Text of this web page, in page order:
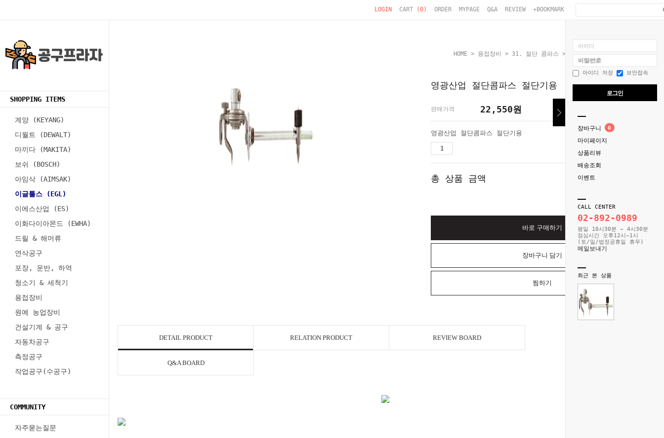
LOGIN CART (0) ORDER MYPAGE Q&A REVIEW +BOOKMARK
SHOPPING ITEMS
계양 (KEYANG)
디월트 (DEWALT)
마끼다 (MAKITA)
보쉬 (BOSCH)
아임삭 (AIMSAK)
이글툴스 (EGL)
이에스산업 (ES)
이화다이아몬드 (EWHA)
드릴 & 해머류
연삭공구
포장, 운반, 하역
청소기 & 세척기
용접장비
원예 농업장비
건설기계 & 공구
자동차공구
측정공구
작업공구(수공구)
COMMUNITY
자주묻는질문
아이디
비밀번호
아이디 저장
보안접속
로그인
장바구니 0
마이페이지
상품리뷰
배송조회
이벤트
CALL CENTER
02-892-0989
평일 10시30분 ~ 4시30분
점심시간 오후12시~1시
(토/일/법정공휴일 휴무)
메일보내기
최근 본 상품
HOME > 용접장비 > 31. 절단 콤파스 > 영광산업 절단콤파스 절단기용
영광산업 절단콤파스 절단기용
판매가격 22,550원
영광산업 절단콤파스 절단기용
총 상품 금액
바로 구매하기
장바구니 담기
찜하기
DETAIL PRODUCT RELATION PRODUCT REVIEW BOARD
Q&A BOARD